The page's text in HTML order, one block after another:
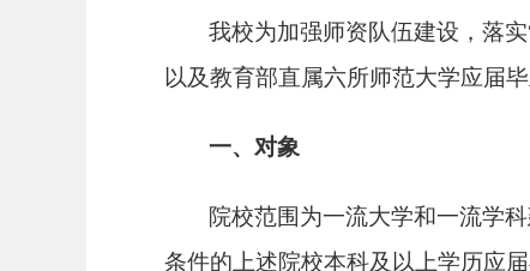
我校为加强师资队伍建设，落实
以及教育部直属六所师范大学应届
一、对象
院校范围为一流大学和一流学
条件的上述院校本科及以上学历应届